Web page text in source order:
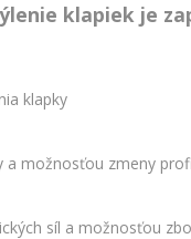
klapiek je
klapky
možnosťou zmeny
síl a možnosťou